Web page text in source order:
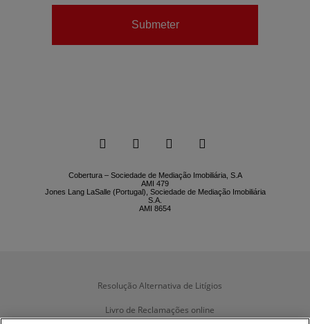
Submeter
Cobertura – Sociedade de Mediação Imobiliária, S.A
AMI 479
Jones Lang LaSalle (Portugal), Sociedade de Mediação Imobiliária
S.A.
AMI 8654
   
Resolução Alternativa de Litígios
Livro de Reclamações online